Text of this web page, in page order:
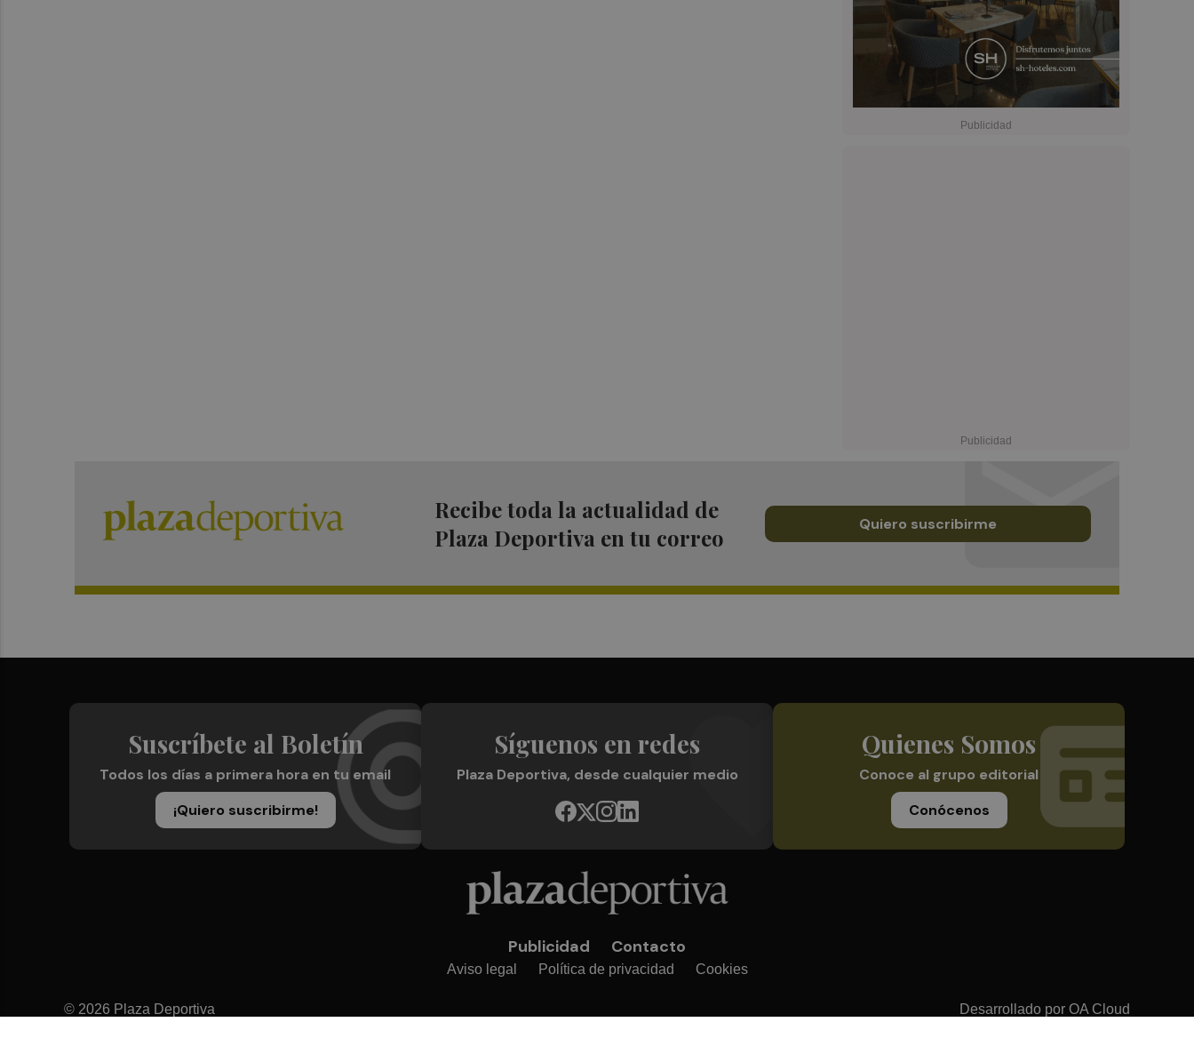
Recibe toda la actualidad de
Plaza Deportiva en tu correo
Quiero suscribirme
Suscríbete al Boletín
Todos los días a primera hora en tu email
¡Quiero suscribirme!
Síguenos en redes
Plaza Deportiva, desde cualquier medio
Quienes Somos
Conoce al grupo editorial
Conócenos
Publicidad Contacto
Aviso legal Política de privacidad Cookies
© 2026 Plaza Deportiva Desarrollado por OA Cloud